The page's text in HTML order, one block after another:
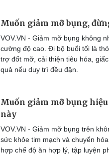
Muốn giảm mỡ bụng,
VOV.VN - Giảm mỡ bụng không
cường độ cao. Đi bộ buổi tối là
trợ đốt mỡ, cải thiện tiêu hóa,
quả nếu duy trì đều đặn.
Muốn giảm mỡ bụng
này
VOV.VN - Giảm mỡ bụng trên
sức khỏe tim mạch và chuyển
hợp chế độ ăn hợp lý, tập luyện